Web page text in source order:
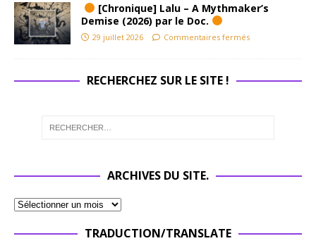
[Chronique] Lalu – A Mythmaker’s
Demise (2026) par le Doc.
29 juillet 2026 Commentaires fermés
RECHERCHEZ SUR LE SITE !
ARCHIVES DU SITE.
TRADUCTION/TRANSLATE